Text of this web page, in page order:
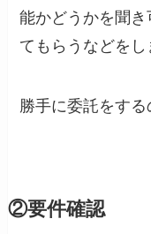
能かどうかを聞き
てもらうなどをし
勝手に委託をする
②要件確認